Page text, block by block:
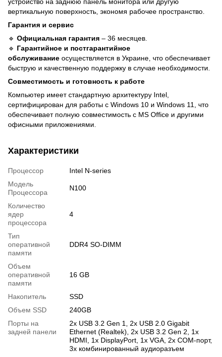
вертикальную поверхность, экономя рабочее пространство.
Гарантия и сервис
🔹 Официальная гарантия – 36 месяцев.
🔹 Гарантийное и постгарантийное
обслуживание осуществляется в Украине, что обеспечивает
быструю и качественную поддержку в случае необходимости.
Совместимость и готовность к работе
Компьютер имеет стандартную архитектуру Intel,
сертифицирован для работы с Windows 10 и Windows 11, что
обеспечивает полную совместимость с MS Office и другими
офисными приложениями.
Характеристики
Процессор
Intel N-series
Модель
Процессора
N100
Количество
ядер
процессора
4
Тип
оперативной
памяти
DDR4 SO-DIMM
Объем
оперативной
памяти
16 GB
Накопитель
SSD
Объем SSD
240GB
Порты на
задней панели
2х USB 3.2 Gen 1, 2х USB 2.0 Gigabit
Ethernet (Realtek), 2х USB 3.2 Gen 2, 1х
HDMI, 1х DisplayPort, 1х VGA, 2х COM-порт,
3х комбинированный аудиоразъем